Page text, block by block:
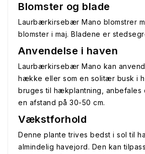
Blomster og blade
Laurbærkirsebær Mano blomstrer
blomster i maj. Bladene er
Anvendelse i haven
Laurbærkirsebær Mano kan
hække eller som en solitær busk i
bruges til hækplantning, anbefales
en afstand på 30-50 cm.
Vækstforhold
Denne plante trives bedst i sol til
almindelig havejord. Den kan